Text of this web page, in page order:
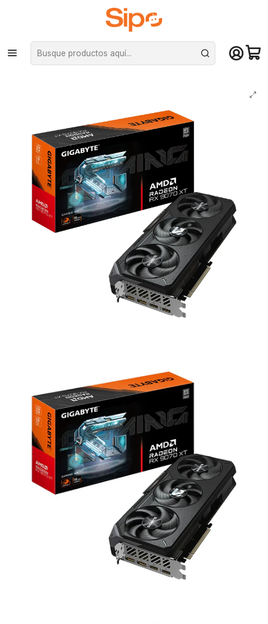
¡Compra hasta mediodía y recibe hoy! De lunes a sábado en el gran
Santiago. Envío gratis desde $29.990
Inicio Componentes PC Tarjeta de vídeo AMD Radeon
Tarjeta de Video Gigabyte RX 9070 XT GAMING 16G GDDR6 PciE-5